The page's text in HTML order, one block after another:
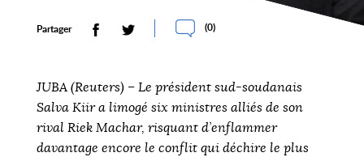
Partager (0)
JUBA (Reuters) – Le président sud-soudanais
Salva Kiir a limogé six ministres alliés de son
rival Riek Machar, risquant d’enflammer
davantage encore le conflit qui déchire le plus